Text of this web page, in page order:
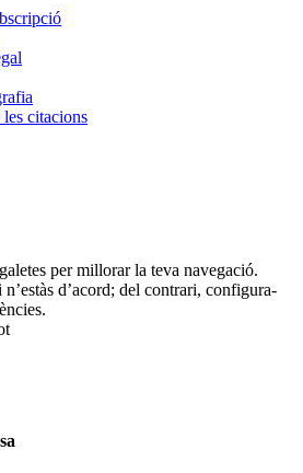
les citacions
per millorar la teva navegació.
d’acord; del contrari, configura-